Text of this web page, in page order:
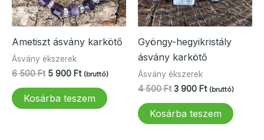
Ametiszt ásvány karkötő
Ásvány ékszerek
6 500Ft Original
was:
6
5 900 FtCurrent
5
(bruttó)
Kosárba teszem
Gyöngy-hegyikristály
ásvány karkötő
Ásvány ékszerek
4 500Ft Original
was:
4
3 900 FtCurrent
3
(bruttó)
Kosárba teszem